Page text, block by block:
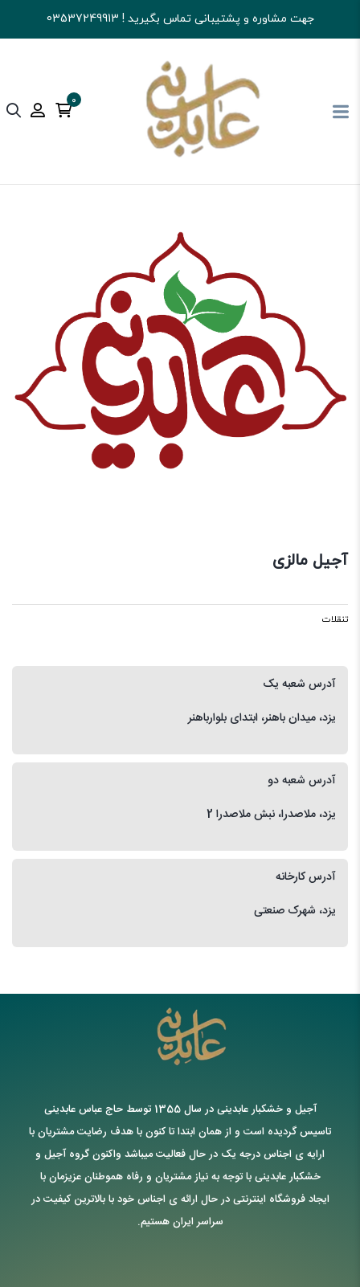
جهت مشاوره و پشتیبانی تماس بگیرید ! 03537249913
0
آجیل و خشکبار عابدینی تنقلات تنقلات
آجیل مالزی
تنقلات
آدرس شعبه یک
یزد، میدان باهنر، ابتدای بلوارباهنر
آدرس شعبه دو
یزد، ملاصدرا، نبش ملاصدرا 2
آدرس کارخانه
یزد، شهرک صنعتی
آجیل و خشکبار عابدینی در سال 1355 توسط حاج عباس عابدینی
تاسیس گردیده است و از همان ابتدا تا کنون با هدف رضایت مشتریان با
ارایه ی اجناس درجه یک در حال فعالیت میباشد واکنون گروه آجیل و
خشکبار عابدینی با توجه به نیاز مشتریان و رفاه هموطنان عزیزمان با
ایجاد فروشگاه اینترنتی در حال ارائه ی اجناس خود با بالاترین کیفیت در
سراسر ایران هستیم.